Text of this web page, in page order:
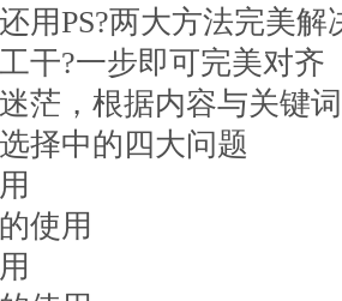
用PS?两大方法完美解
干?一步即可完美对齐
茫，根据内容与关键
择中的四大问题
使用